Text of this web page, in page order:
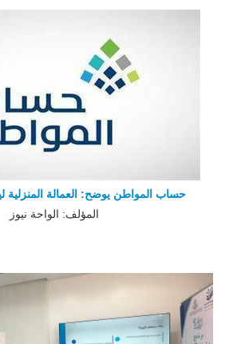
حساب المواطن يوضح: العمالة المنزلية
المؤلف: الواحة نيوز